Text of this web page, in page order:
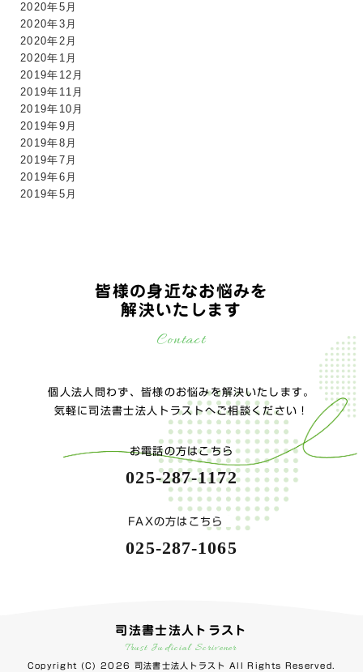
2020年5月
2020年3月
2020年2月
2020年1月
2019年12月
2019年11月
2019年10月
2019年9月
2019年8月
2019年7月
2019年6月
2019年5月
皆様の身近なお悩みを
解決いたします
Contact
個人法人問わず、皆様のお悩みを解決いたします。
気軽に司法書士法人トラストへご相談ください！
お電話の方はこちら
025-287-1172
FAXの方はこちら
025-287-1065
司法書士法人トラスト
Trust Judicial Scrivener
Copyright (C) 2026 司法書士法人トラスト All Rights Reserved.